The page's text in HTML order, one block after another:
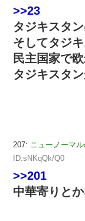
>>23
タジキスタ
そしてタジ
民主国家で
タジキスタ
207: ニューノーマ
ID:sNKqQk/Q0
>>201
中華寄りと